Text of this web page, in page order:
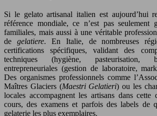
Si le gelato artisanal italien est aujourd’hui
référence mondiale, ce n’est pas seulement
familiales, mais aussi à une véritable
de gelatiere. En Italie, de nombreuses
certifications spécifiques, validant des
techniques (hygiène, pasteurisation,
entrepreneuriales (gestion de laboratoire,
Des organismes professionnels comme
Maîtres Glaciers (Maestri Gelatieri) ou les
locales accompagnent les artisans dans cette
cours, des examens et parfois des labels de
gelaterie les plus exemplaires.